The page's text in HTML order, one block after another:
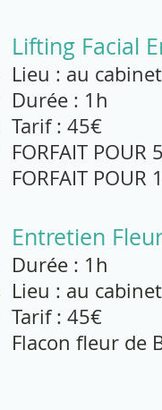
Lifting Facial
Lieu : au cabinet
Durée : 1h
Tarif : 45€
FORFAIT POUR
FORFAIT POUR
Entretien
Durée : 1h
Lieu : au
Tarif : 45€
Flacon fleur de